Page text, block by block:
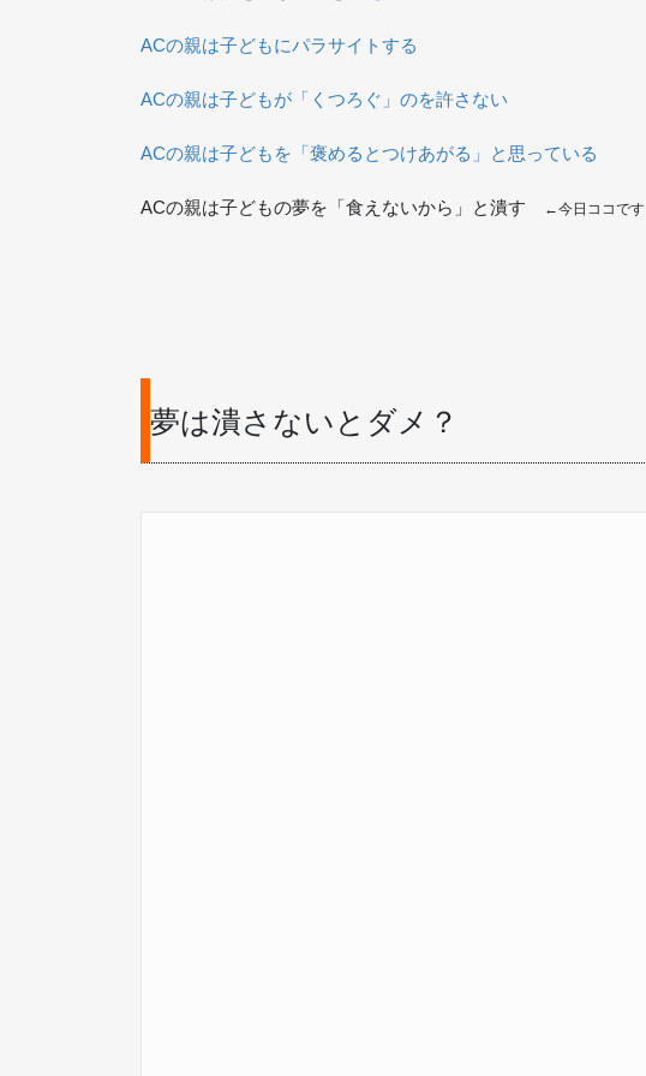
ACの親は子どもにパラサイトする
ACの親は子どもが「くつろぐ」のを許さない
ACの親は子どもを「褒めるとつけあがる」と思っている
ACの親は子どもの夢を「食えないから」と潰す ←今日ココです
夢は潰さないとダメ？